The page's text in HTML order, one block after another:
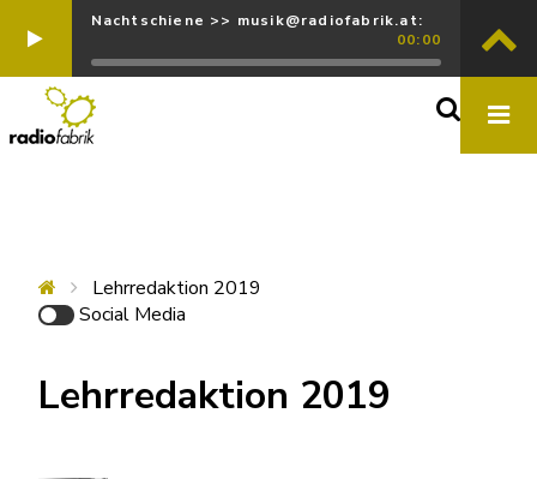
Nachtschiene >> musik@radiofabrik.at:
00:00
Lehrredaktion 2019
Social Media
Lehrredaktion 2019